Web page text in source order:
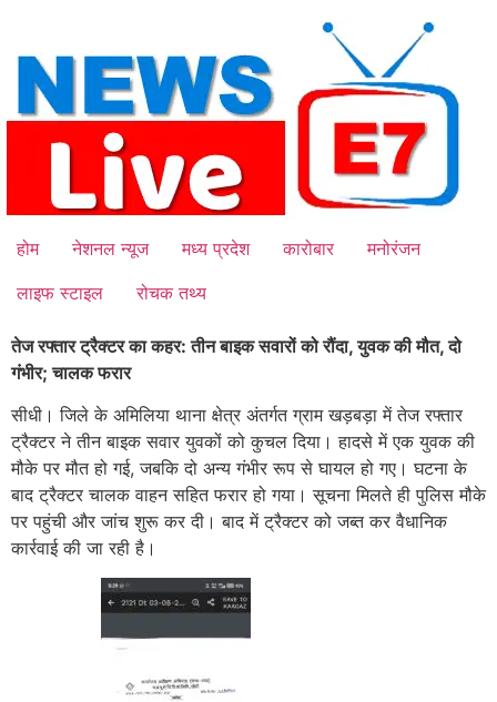
content
होम नेशनल न्यूज मध्य प्रदेश कारोबार
मनोरंजन
लाइफ स्टाइल
रोचक तथ्य
तेज रफ्तार ट्रैक्टर का कहर: तीन बाइक सवारों को रौंदा, युवक की मौत, दो
गंभीर; चालक फरार
सीधी। जिले के अमिलिया थाना क्षेत्र अंतर्गत ग्राम खड़बड़ा में तेज रफ्तार
ट्रैक्टर ने तीन बाइक सवार युवकों को कुचल दिया। हादसे में एक युवक की
मौके पर मौत हो गई, जबकि दो अन्य गंभीर रूप से घायल हो गए। घटना के
बाद ट्रैक्टर चालक वाहन सहित फरार हो गया। सूचना मिलते ही पुलिस मौके
पर पहुंची और जांच शुरू कर दी। बाद में ट्रैक्टर को जब्त कर वैधानिक
कार्रवाई की जा रही है।